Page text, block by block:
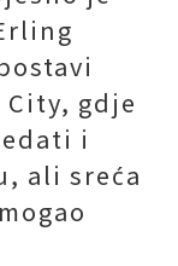
gdje
i
ali sreća